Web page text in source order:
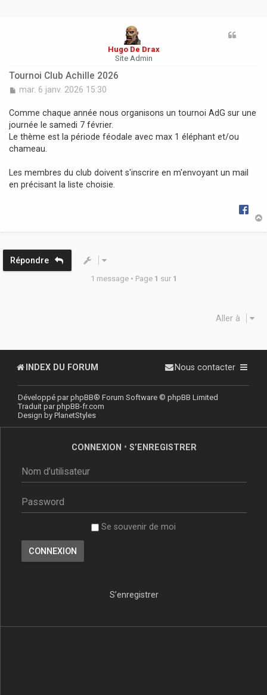
Hugo De Drax
Site Admin
Tournoi Club Achille 2026
M
s
a
g
e
mar. 6 janv. 2026 15:30
Comme chaque année nous organisons un tournoi AdG sur une
journée le samedi 7 février.
Le thème est la période féodale avec max 1 éléphant et/ou
chameau.
Les membres du club doivent s'inscrire en m'envoyant un mail
en précisant la liste choisie.
Répondre
1 message • Page 1 sur 1
Aller à
INDEX DU FORUM Nous contacter
Développé parphpBB® Forum Software © phpBB Limited
Traduit parphpBB-fr.com
Design by PlanetStyles
CONNEXION • S’ENREGISTRER
Se souvenir de moi
S’enregistrer